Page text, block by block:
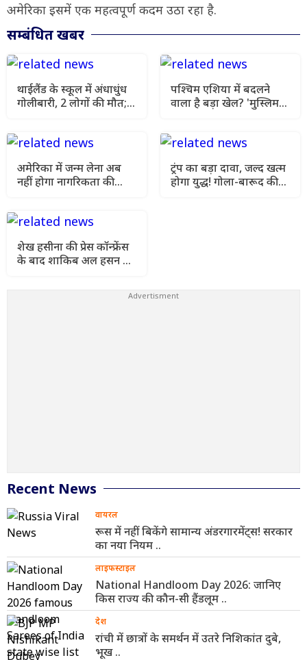
अमेरिका इसमें एक महत्वपूर्ण कदम उठा रहा है.
सम्बंधित खबर
थाईलैंड के स्कूल में अंधाधुंध
गोलीबारी, 2 लोगों की मौत;
पश्चिम एशिया में बदलने
वाला है बड़ा खेल? 'मुस्लिम
अमेरिका में जन्म लेना अब
नहीं होगा नागरिकता की
ट्रंप का बड़ा दावा, जल्द खत्म
होगा युद्ध! गोला-बारूद की
शेख हसीना की प्रेस कॉन्फ्रेंस
के बाद शाकिब अल हसन के
Recent News
वायरल
रूस में नहीं बिकेंगे सामान्य अंडरगारमेंट्स! सरकार
का नया नियम ..
लाइफस्टाइल
National Handloom Day 2026: जानिए
किस राज्य की कौन-सी हैंडलूम ..
देश
रांची में छात्रों के समर्थन में उतरे निशिकांत दुबे,
भूख ..